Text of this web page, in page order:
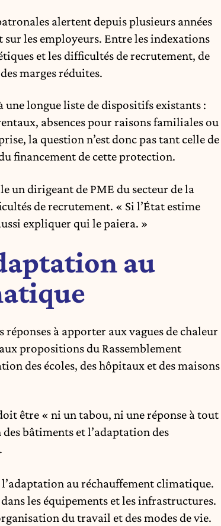
alertent depuis plusieurs années
les employeurs. Entre les indexations
et les difficultés de recrutement, de
marges réduites.
une longue liste de dispositifs existants :
absences pour raisons familiales ou
la question n’est donc pas tant celle de
financement de cette protection.
un dirigeant de PME du secteur de la
de recrutement. « Si l’État estime
expliquer qui le paiera. »
au
à apporter aux vagues de chaleur
propositions du Rassemblement
des écoles, des hôpitaux et des maisons
être « ni un tabou, ni une réponse à tout
bâtiments et l’adaptation des
au réchauffement climatique.
les équipements et les infrastructures.
du travail et des modes de vie.